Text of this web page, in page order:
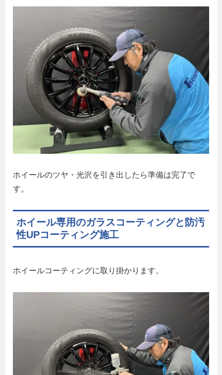
ホイールのツヤ・光沢を引き出したら準備は完了で
す。
ホイール専用のガラスコーティングと防汚
性UPコーティング施工
ホイールコーティングに取り掛かります。